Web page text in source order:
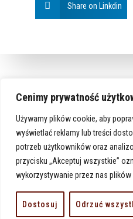
Cenimy prywatność
Używamy plików cookie, aby
wyświetlać reklamy lub treści
potrzeb użytkowników oraz
przycisku „Akceptuj wszystkie”
wykorzystywanie przez nas plików
Dostosuj Odrzuć
Share on Linkdin